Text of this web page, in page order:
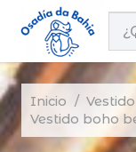
Inicio / Vestido
Vestido boho